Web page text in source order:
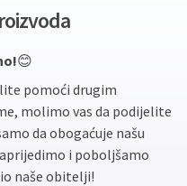
😊
pomoći drugim
molimo vas da podijelite
da obogaćuje našu
i poboljšamo
naše obitelji!